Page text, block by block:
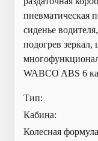
пневматическая
сиденье
подогрев зеркал,
WABCO ABS 6
Тип:
Кабина:
Колесная